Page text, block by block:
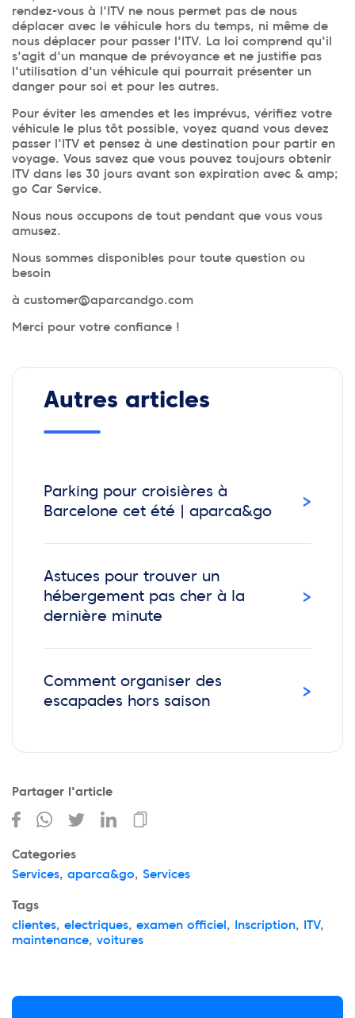
rendez-vous à l'ITV ne nous permet pas de nous
déplacer avec le véhicule hors du temps, ni même de
nous déplacer pour passer l'ITV. La loi comprend qu'il
s'agit d'un manque de prévoyance et ne justifie pas
l'utilisation d'un véhicule qui pourrait présenter un
danger pour soi et pour les autres.
Pour éviter les amendes et les imprévus, vérifiez votre
véhicule le plus tôt possible, voyez quand vous devez
passer l'ITV et pensez à une destination pour partir en
voyage. Vous savez que vous pouvez toujours obtenir
ITV dans les 30 jours avant son expiration avec & amp;
go Car Service.
Nous nous occupons de tout pendant que vous vous
amusez.
Nous sommes disponibles pour toute question ou
besoin
à customer@aparcandgo.com
Merci pour votre confiance !
Autres articles
Parking pour croisières à
Barcelone cet été | aparca&go
›
Astuces pour trouver un
hébergement pas cher à la
dernière minute
›
Comment organiser des
escapades hors saison
›
Partager l'article
Categories
Services, aparca&go, Services
Tags
clientes, electriques, examen officiel , Inscription, ITV,
maintenance, voitures